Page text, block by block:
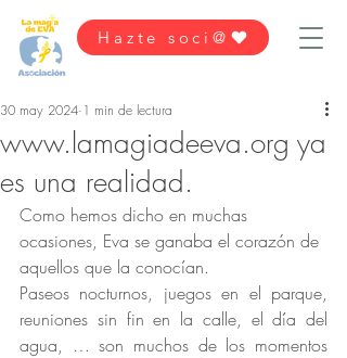
Hazte soci@
www.lamagiadeeva.org ya
es una realidad.
30 may 2024 1 min de lectura
Como hemos dicho en muchas
ocasiones, Eva se ganaba el corazón de
aquellos que la conocían.
Paseos nocturnos, juegos en el parque,
reuniones sin fin en la calle, el día del
agua, … son muchos de los momentos